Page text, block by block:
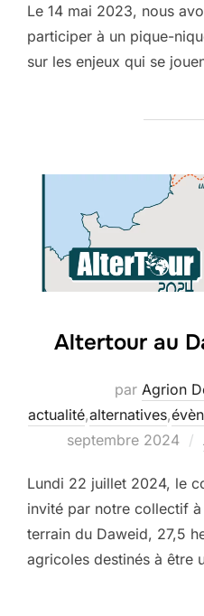
Le 14 mai 2023, nous
participer à un pique-
sur les enjeux qui se
Altertour au
par Agrion
actualité,alternatives,
septembre 2024
Lundi 22 juillet 2024, le
invité par notre collectif
terrain du Daweid, 27,5
agricoles destinés à être